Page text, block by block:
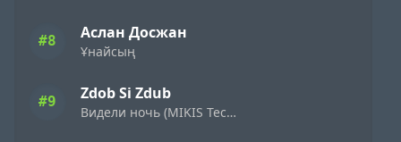
#8 Аслан Досжан
Ұнайсың
#9 Zdob Si Zdub
Видели ночь (MIKIS Techno Flip)